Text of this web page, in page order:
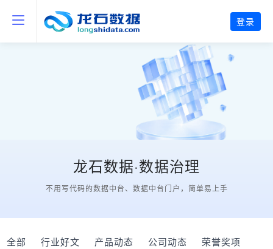
龙石数据·数据治理
不用写代码的数据中台、数据中台门户，简单易上手
全部 行业好文 产品动态 公司动态 荣誉奖项
登录